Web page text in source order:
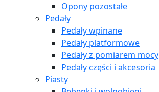
Opony pozostałe
Pedały
Pedały wpinane
Pedały platformowe
Pedały z pomiarem mocy
Pedały części i akcesoria
Piasty